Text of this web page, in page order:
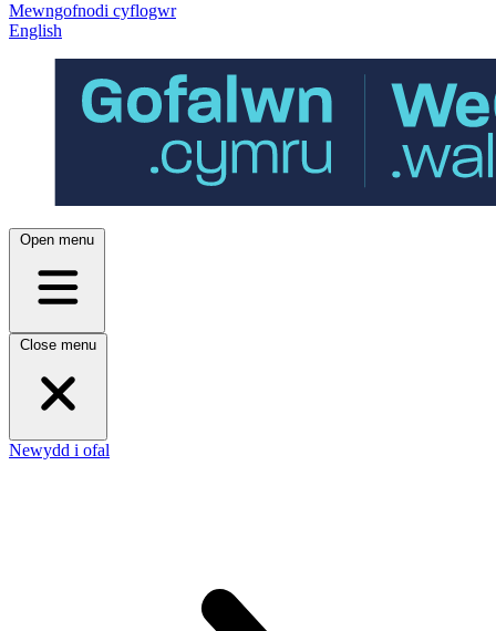
Mewngofnodi cyflogwr
English
Open menu
Close menu
Newydd i ofal